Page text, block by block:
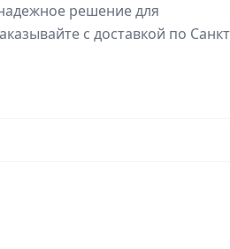
решение для
с доставкой по